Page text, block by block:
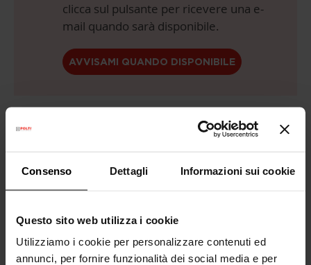
Consenso Dettagli Informazioni sui cookie
Questo sito web utilizza i cookie
Utilizziamo i cookie per personalizzare contenuti ed
annunci, per fornire funzionalità dei social media e per
clicca sul pulsante per ricevere una e-
mail quando sarà disponibile.
AVVISAMI QUANDO DISPONIBILE
3 rate senza interessicon
Consegna Gratuita